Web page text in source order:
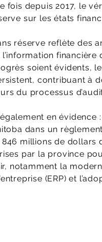
fois depuis 2017, le
sur les états
réserve reflète des
financière
soient évidents,
contribuant à
du processus
en évidence :
dans un
millions de dollars
par la province
notamment la
(ERP) et